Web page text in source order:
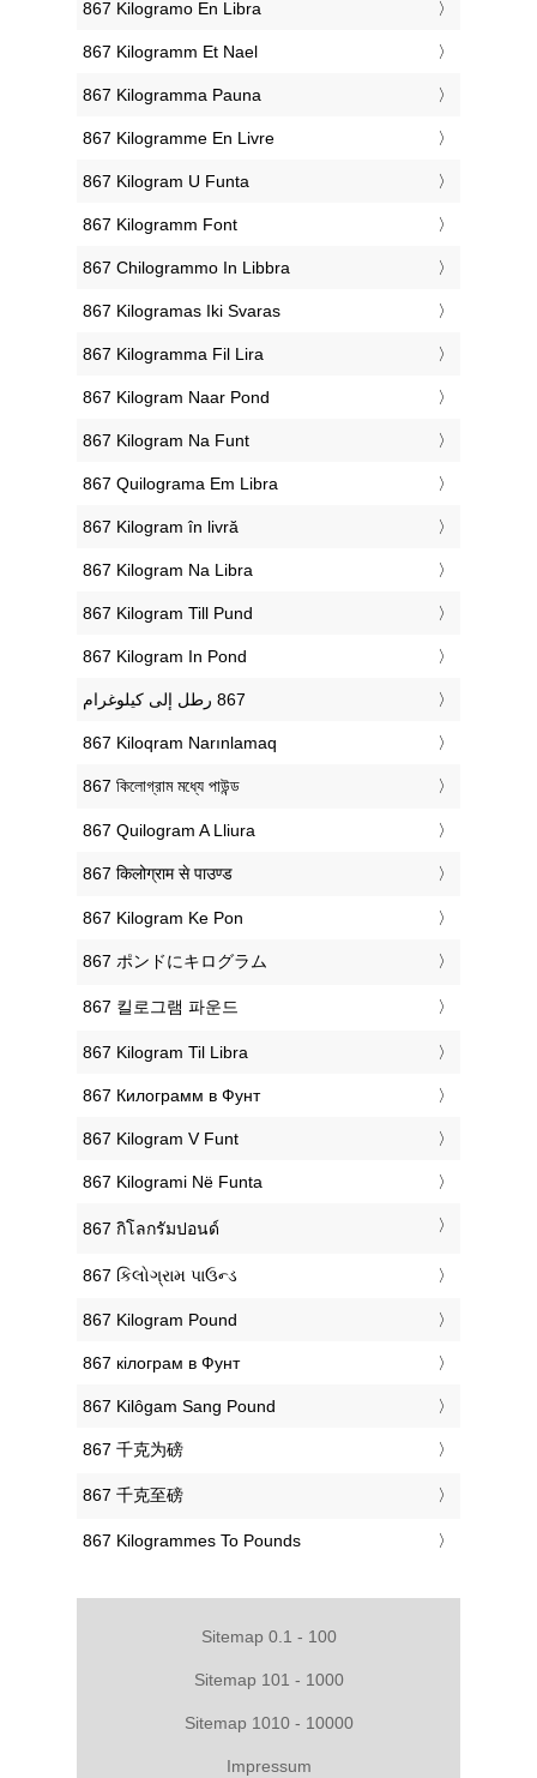
‎867 Kilogramo En Libra
‎867 Kilogramm Et Nael
‎867 Kilogramma Pauna
‎867 Kilogramme En Livre
‎867 Kilogram U Funta
‎867 Kilogramm Font
‎867 Chilogrammo In Libbra
‎867 Kilogramas Iki Svaras
‎867 Kilogramma Fil Lira
‎867 Kilogram Naar Pond
‎867 Kilogram Na Funt
‎867 Quilograma Em Libra
‎867 Kilogram în livră
‎867 Kilogram Na Libra
‎867 Kilogram Till Pund
‎867 Kilogram In Pond
‎867 Kiloqram Narınlamaq
‎867 কিলোগ্রাম মধ্যে পাউন্ড
‎867 Quilogram A Lliura
‎867 किलोग्राम से पाउण्ड
‎867 Kilogram Ke Pon
‎867 ポンドにキログラム
‎867 킬로그램 파운드
‎867 Kilogram Til Libra
‎867 Килограмм в Фунт
‎867 Kilogram V Funt
‎867 Kilogrami Në Funta
‎867 กิโลกรัมปอนด์
‎867 કિલોગ્રામ પાઉન્ડ
‎867 Kilogram Pound
‎867 кілограм в Фунт
‎867 Kilôgam Sang Pound
‎867 千克为磅
‎867 千克至磅
‎867 Kilogrammes To Pounds
Sitemap 0.1 - 100
Sitemap 101 - 1000
Sitemap 1010 - 10000
Impressum